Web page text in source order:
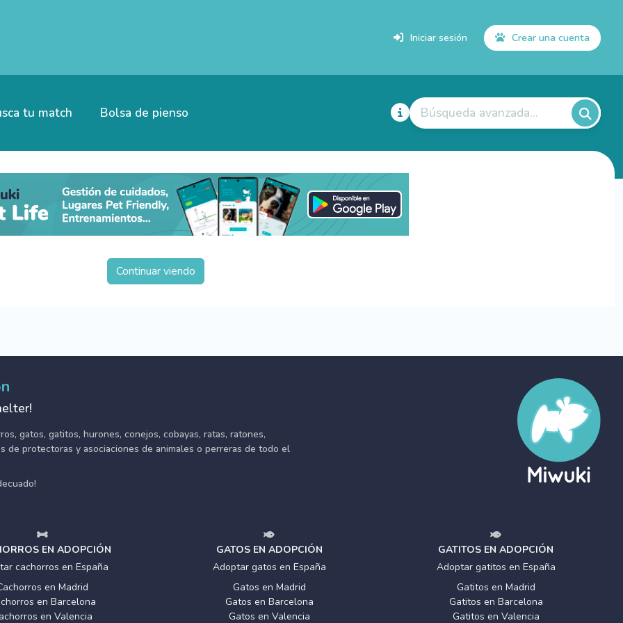
Iniciar sesión Crear una cuenta
tu match Bolsa de pienso Búsqueda avanzada...
Continuar viendo
gatos, gatitos, hurones, conejos, cobayas, ratas, ratones,
de protectoras y asociaciones de animales o perreras de todo el
EN ADOPCIÓN
cachorros en España
en Madrid
en Barcelona
en Valencia
GATOS EN ADOPCIÓN
Adoptar gatos en España
Gatos en Madrid
Gatos en Barcelona
Gatos en Valencia
GATITOS EN ADOPCIÓN
Adoptar gatitos en España
Gatitos en Madrid
Gatitos en Barcelona
Gatitos en Valencia